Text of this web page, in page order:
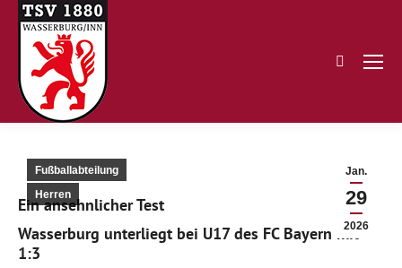
Search:
Jan.
29
2026
Fußballabteilung
Herren
Ein ansehnlicher Test
Wasserburg unterliegt bei U17 des FC Bayern mit
1:3